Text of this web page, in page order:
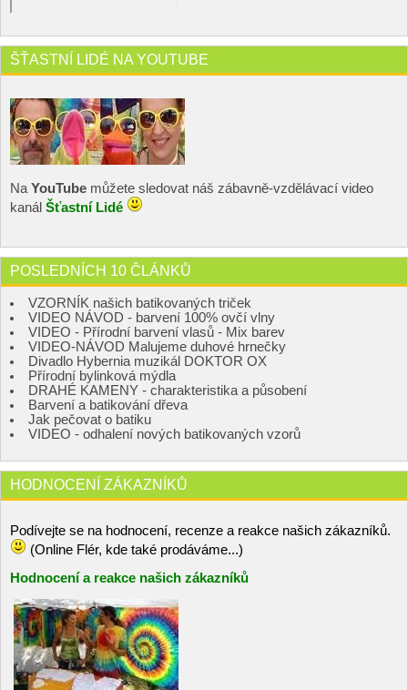
ŠŤASTNÍ LIDÉ NA YOUTUBE
Na YouTube můžete sledovat náš zábavně-vzdělávací video
kanál Šťastní Lidé
POSLEDNÍCH 10 ČLÁNKŮ
VZORNÍK našich batikovaných triček
VIDEO NÁVOD - barvení 100% ovčí vlny
VIDEO - Přírodní barvení vlasů - Mix barev
VIDEO-NÁVOD Malujeme duhové hrnečky
Divadlo Hybernia muzikál DOKTOR OX
Přírodní bylinková mýdla
DRAHÉ KAMENY - charakteristika a působení
Barvení a batikování dřeva
Jak pečovat o batiku
VIDEO - odhalení nových batikovaných vzorů
HODNOCENÍ ZÁKAZNÍKŮ
Podívejte se na hodnocení, recenze a reakce našich zákazníků.
(Online Flér, kde také prodáváme...)
Hodnocení a reakce našich zákazníků